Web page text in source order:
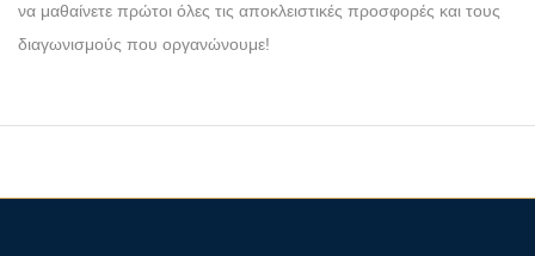
να μαθαίνετε πρώτοι όλες τις αποκλειστικές προσφορές και τους
διαγωνισμούς που οργανώνουμε!